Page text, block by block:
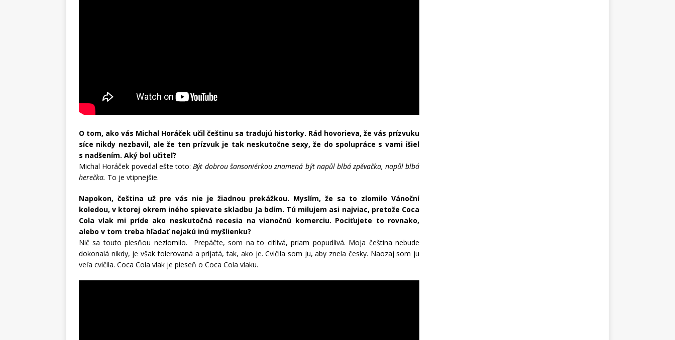
O tom, ako vás Michal Horáček učil češtinu sa tradujú historky. Rád hovorieva, že vás prízvuku
síce nikdy nezbavil, ale že ten prízvuk je tak neskutočne sexy, že do spolupráce s vami išiel
s nadšením. Aký bol učiteľ?
Michal Horáček povedal ešte toto:Být dobrou šansoniérkou znamená být napůl blbá zpěvačka, napůl blbá
herečka. To je vtipnejšie.
Napokon, čeština už pre vás nie je žiadnou prekážkou. Myslím, že sa to zlomilo Vánoční
koledou, v ktorej okrem iného spievate skladbu Ja bdím. Tú milujem asi najviac, pretože Coca
Cola vlak mi príde ako neskutočná recesia na vianočnú komerciu. Pociťujete to rovnako,
alebo v tom treba hľadať nejakú inú myšlienku?
Nič sa touto piesňou nezlomilo. Prepáčte, som na to citlivá, priam popudlivá. Moja čeština nebude
dokonalá nikdy, je však tolerovaná a prijatá, tak, ako je. Cvičila som ju, aby znela česky. Naozaj som ju
veľa cvičila. Coca Cola vlak je pieseň o Coca Cola vlaku.